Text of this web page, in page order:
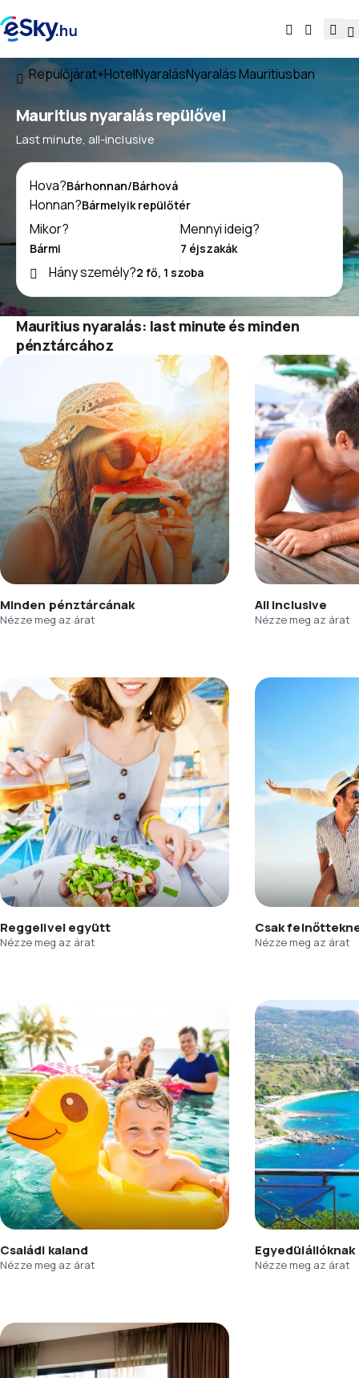
Repülőjárat+HotelNyaralásNyaralás Mauritiusban
Mauritius nyaralás repülővel
Last minute, all-inclusive
Hova?
Honnan?
Mikor?
Mennyi ideig?
Hány személy?
Mauritius nyaralás: last minute és minden
pénztárcához
Minden pénztárcának
Nézze meg az árat
All inclusive
Nézze meg az árat
Reggelivel együtt
Nézze meg az árat
Csak
Nézze meg az árat
Családi kaland
Nézze meg az árat
Egyedülállóknak
Nézze meg az árat